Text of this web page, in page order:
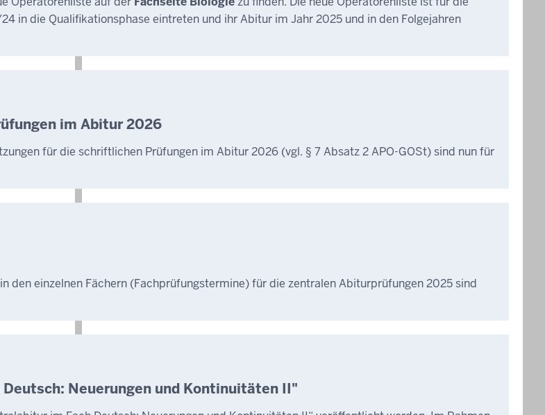
in die Qualifikationsphase eintreten und ihr Abitur im Jahr 2025 und in den Folgejahren
im Ab‍itur 2026
für die schriftlichen Prüfungen im Abitur 2026 (vgl. § 7 Absatz 2 APO-GOSt) sind nun für
den einzelnen Fächern (Fachprüfungstermine) für die zentralen Abiturprüfungen 2025 sind
Neuerungen und Kontinuitäten II"